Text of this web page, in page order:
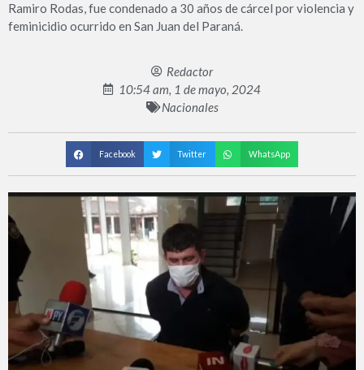
Ramiro Rodas, fue condenado a 30 años de cárcel por violencia y
feminicidio ocurrido en San Juan del Paraná.
Redactor
10:54 am, 1 de mayo, 2024
Nacionales
Facebook Twitter WhatsApp